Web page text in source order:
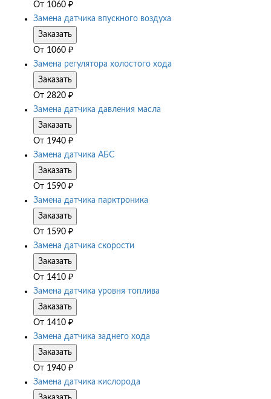
От 1060 ₽
Замена датчика впускного воздуха
Заказать
От 1060 ₽
Замена регулятора холостого хода
Заказать
От 2820 ₽
Замена датчика давления масла
Заказать
От 1940 ₽
Замена датчика АБС
Заказать
От 1590 ₽
Замена датчика парктроника
Заказать
От 1590 ₽
Замена датчика скорости
Заказать
От 1410 ₽
Замена датчика уровня топлива
Заказать
От 1410 ₽
Замена датчика заднего хода
Заказать
От 1940 ₽
Замена датчика кислорода